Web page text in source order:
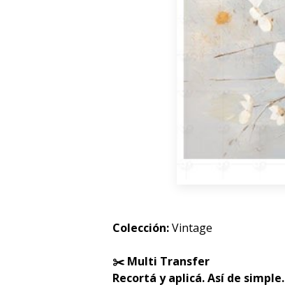
Colección:Vintage
✂️ Multi Transfer
Recortá y aplicá. Así de simple.